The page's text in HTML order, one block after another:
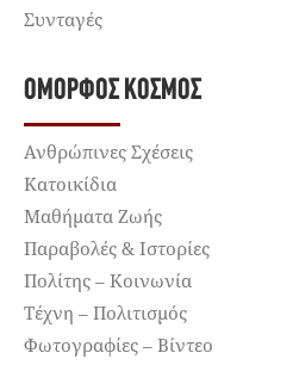
Συνταγές
ΌΜΟΡΦΟΣ ΚΌΣΜΟΣ
Ανθρώπινες Σχέσεις
Κατοικίδια
Μαθήματα Ζωής
Παραβολές & Ιστορίες
Πολίτης – Κοινωνία
Τέχνη – Πολιτισμός
Φωτογραφίες – Βίντεο